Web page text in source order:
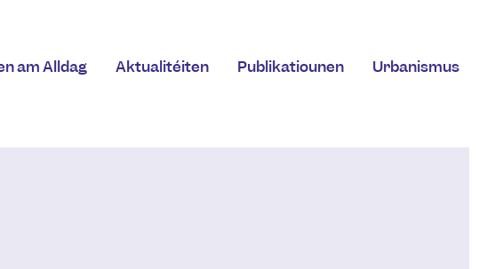
am Alldag Aktualitéiten Publikatiounen Urbanismus